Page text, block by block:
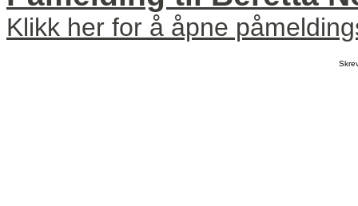
Klikk her for å åpne